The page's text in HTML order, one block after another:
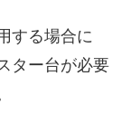
する場合に
ター台が必要